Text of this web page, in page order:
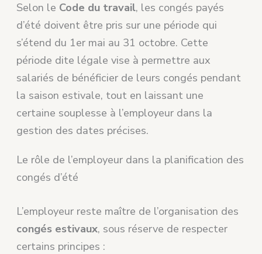
Selon le Code du travail, les congés payés
d’été doivent être pris sur une période qui
s’étend du 1er mai au 31 octobre. Cette
période dite légale vise à permettre aux
salariés de bénéficier de leurs congés pendant
la saison estivale, tout en laissant une
certaine souplesse à l’employeur dans la
gestion des dates précises.
Le rôle de l’employeur dans la planification des
congés d’été
L’employeur reste maître de l’organisation des
congés estivaux, sous réserve de respecter
certains principes :